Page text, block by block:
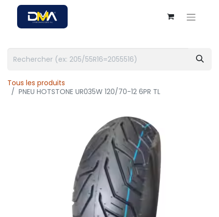
Tous les produits
PNEU HOTSTONE UR035W 120/70-12 6PR TL